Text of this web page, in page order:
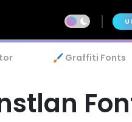
🖌️ Graffiti Fonts